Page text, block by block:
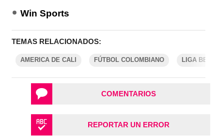
Win Sports
TEMAS RELACIONADOS:
AMERICA DE CALI FÚTBOL COLOMBIANO LIGA
COMENTARIOS
REPORTAR UN ERROR